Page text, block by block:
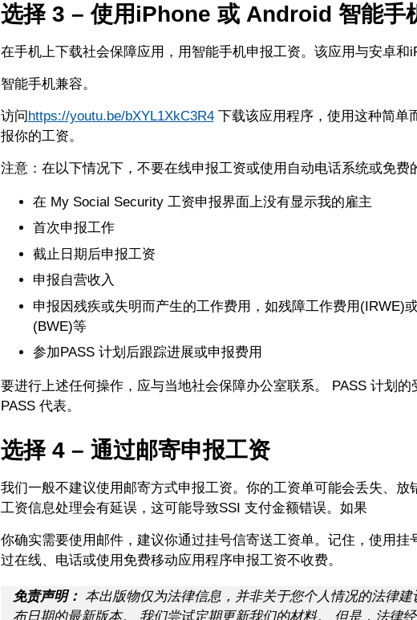
选择 3 – 使用iPhone 或 Android 智能手
在手机上下载社会保障应用，用智能手机申报工资。该应用与安卓和
智能手机兼容。
访问https://youtu.be/bXYL1XkC3R4下载该应用程序，使用这种简单
报你的工资。
注意：在以下情况下，不要在线申报工资或使用自动电话系统或免费
在 My Social Security 工资申报界面上没有显示我的雇主
首次申报工作
截止日期后申报工资
申报自营收入
申报因残疾或失明而产生的工作费用，如残障工作费用(IRWE)
(BWE)等
参加PASS 计划后跟踪进展或申报费用
要进行上述任何操作，应与当地社会保障办公室联系。 PASS 计划的
PASS 代表。
选择 4 – 通过邮寄申报工资
我们一般不建议使用邮寄方式申报工资。你的工资单可能会丢失、放
工资信息处理会有延误，这可能导致SSI 支付金额错误。如果
你确实需要使用邮件，建议你通过挂号信寄送工资单。记住，使用挂
过在线、电话或使用免费移动应用程序申报工资不收费。
免责声明： 本出版物仅为法律信息，并非关于您个人情况的法律建
布日期的最新版本。 我们尝试定期更新我们的材料。 但是，法律经